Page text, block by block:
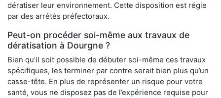
dératiser leur environnement. Cette disposition est régie
par des arrêtés préfectoraux.
Peut-on procéder soi-même aux travaux de
dératisation à Dourgne ?
Bien qu’il soit possible de débuter soi-même ces travaux
spécifiques, les terminer par contre serait bien plus qu’un
casse-tête. En plus de représenter un risque pour votre
santé, vous ne disposez pas de l’expérience requise pour